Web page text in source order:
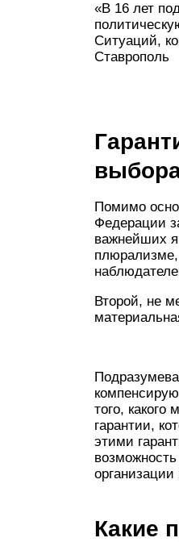
«В 16 лет
Ситуаций,
Ставрополь
Помимо
Федерации
важнейших
Второй, не
того,
гарантии,
этими
организации
Какие